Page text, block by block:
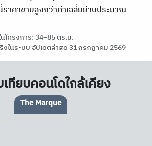
ราคาขายสูงกว่าค่าเฉลี่ยย่านประมาณ
โครงการ: 34–85 ตร.ม.
ในระบบ อัปเดตล่าสุด 31 กรกฎาคม 2569
เทียบคอนโดใกล้เคียง
The Marque